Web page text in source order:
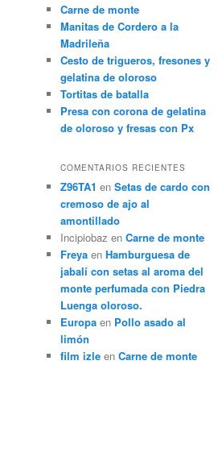
Carne de monte
Manitas de Cordero a la
Madrileña
Cesto de trigueros, fresones y
gelatina de oloroso
Tortitas de batalla
Presa con corona de gelatina
de oloroso y fresas con Px
COMENTARIOS RECIENTES
Z96TA1 en Setas de cardo con
cremoso de ajo al
amontillado
Incipiobaz en Carne de monte
Freya en Hamburguesa de
jabalí con setas al aroma del
monte perfumada con Piedra
Luenga oloroso.
Europa en Pollo asado al
limón
film izle en Carne de monte